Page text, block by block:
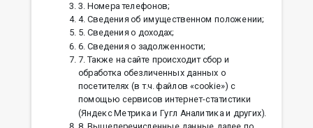
3. Номера телефонов;
4. Сведения об имущественном положении;
5. Cведения о доходах;
6. Сведения о задолженности;
7. Также на сайте происходит сбор и
обработка обезличенных данных о
посетителях (в т.ч. файлов «cookie») с
помощью сервисов интернет-статистики
(Яндекс Метрика и Гугл Аналитика и других).